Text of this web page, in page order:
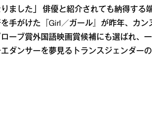
ました」 俳優と紹介されても納得する
手がけた『Girl／ガール』が昨年、カ
ーブ賞外国語映画賞候補にも選ばれ、
エダンサーを夢見るトランスジェンダー